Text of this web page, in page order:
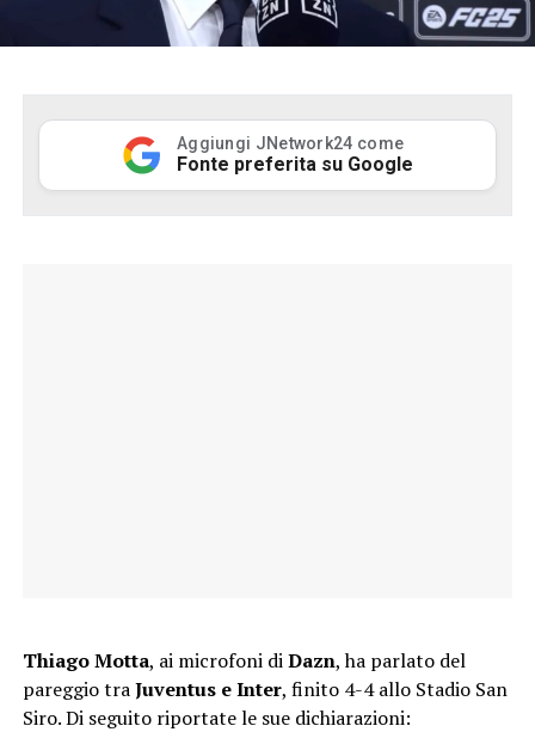
Aggiungi JNetwork24 come
Fonte preferita su Google
Thiago Motta, ai microfoni diDazn, ha parlato del
pareggio traJuventus e Inter, finito 4-4 allo Stadio San
Siro. Di seguito riportate le sue dichiarazioni: